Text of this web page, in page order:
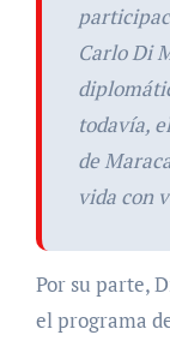
Carlo Di
todavía,
de
vida con
Por su parte,
el programa